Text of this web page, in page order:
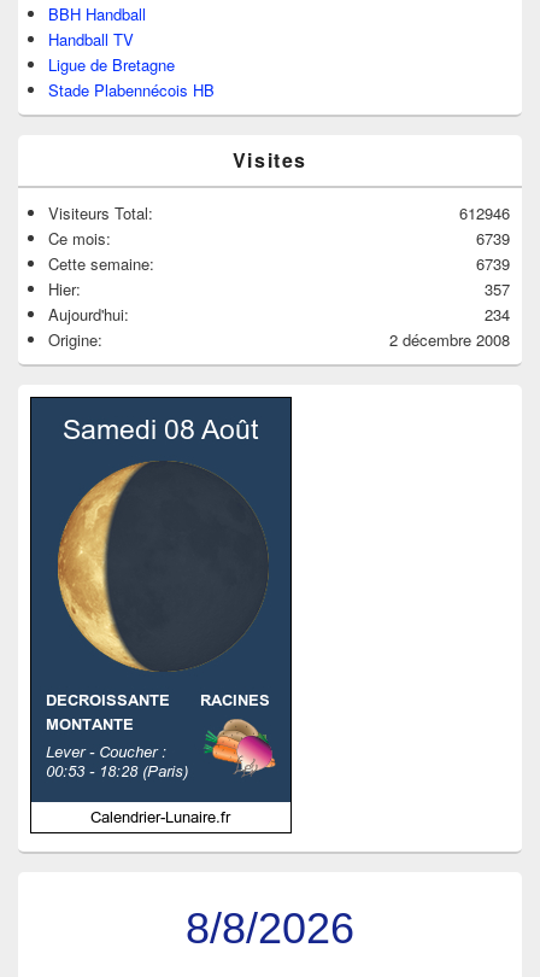
BBH Handball
Handball TV
Ligue de Bretagne
Stade Plabennécois HB
Visites
612946
Visiteurs Total:
6739
Ce mois:
6739
Cette semaine:
357
Hier:
234
Aujourd'hui:
2 décembre 2008
Origine:
8/8/2026